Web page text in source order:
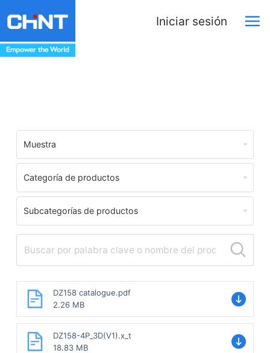
Iniciar sesión
Muestra
Categoría de productos
Subcategorías de productos
DZ158 catalogue.pdf
2.26 MB
DZ158-4P_3D(V1).x_t
18.83 MB